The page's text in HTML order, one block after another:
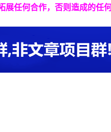
展任何合作，否则造成的任